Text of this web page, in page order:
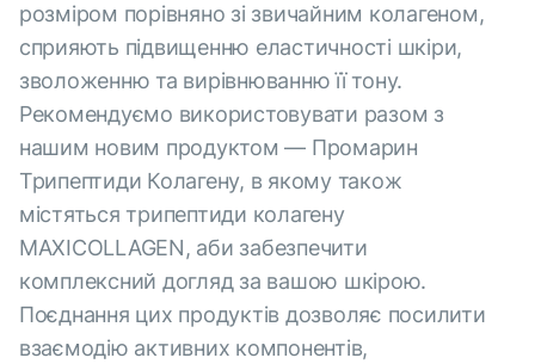
розміром порівняно зі звичайним колагеном,
сприяють підвищенню еластичності шкіри,
зволоженню та вирівнюванню її тону.
Рекомендуємо використовувати разом з
нашим новим продуктом — Промарин
Трипептиди Колагену, в якому також
містяться трипептиди колагену
MAXICOLLAGEN, аби забезпечити
комплексний догляд за вашою шкірою.
Поєднання цих продуктів дозволяє посилити
взаємодію активних компонентів,